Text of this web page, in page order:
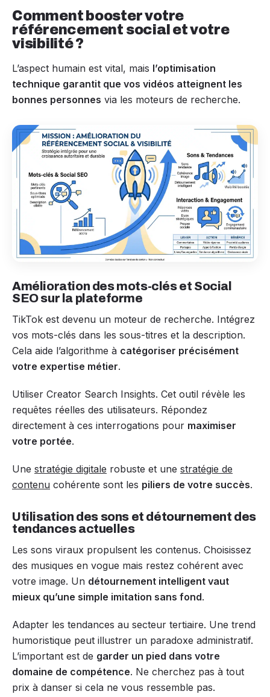
Comment booster votre
référencement social et votre
visibilité ?
L’aspect humain est vital, mais l’optimisation
technique garantit que vos vidéos atteignent les
bonnes personnes via les moteurs de recherche.
Amélioration des mots-clés et Social
SEO sur la plateforme
TikTok est devenu un moteur de recherche. Intégrez
vos mots-clés dans les sous-titres et la description.
Cela aide l’algorithme à catégoriser précisément
votre expertise métier.
Utiliser Creator Search Insights. Cet outil révèle les
requêtes réelles des utilisateurs. Répondez
directement à ces interrogations pour maximiser
votre portée.
Une stratégie digitale robuste et une stratégie de
contenu cohérente sont les piliers de votre succès.
Utilisation des sons et détournement des
tendances actuelles
Les sons viraux propulsent les contenus. Choisissez
des musiques en vogue mais restez cohérent avec
votre image. Un détournement intelligent vaut
mieux qu’une simple imitation sans fond.
Adapter les tendances au secteur tertiaire. Une trend
humoristique peut illustrer un paradoxe administratif.
L’important est de garder un pied dans votre
domaine de compétence. Ne cherchez pas à tout
prix à danser si cela ne vous ressemble pas.